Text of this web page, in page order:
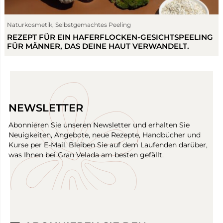
Naturkosmetik Selbstgemachtes Peeling
REZEPT FÜR EIN HAFERFLOCKEN-GESICHTSPEELING
FÜR MÄNNER, DAS DEINE HAUT VERWANDELT.
NEWSLETTER
Abonnieren Sie unseren Newsletter und erhalten Sie
Neuigkeiten, Angebote, neue Rezepte, Handbücher und
Kurse per E-Mail. Bleiben Sie auf dem Laufenden darüber,
was Ihnen bei Gran Velada am besten gefällt.